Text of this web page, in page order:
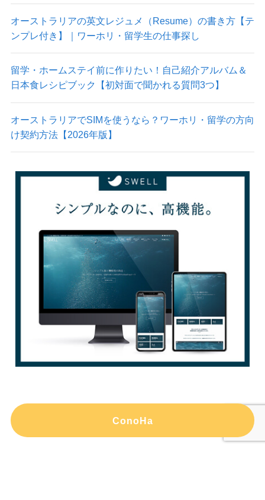
オーストラリアの英文レジュメ（Resume）の書き方【テ
ンプレ付き】｜ワーホリ・留学生の仕事探し
留学・ホームステイ前に作りたい！自己紹介アルバム＆
日本食レシピブック【初対面で聞かれる質問3つ】
オーストラリアでSIMを使うなら？ワーホリ・留学の方向
け契約方法【2026年版】
ConoHa